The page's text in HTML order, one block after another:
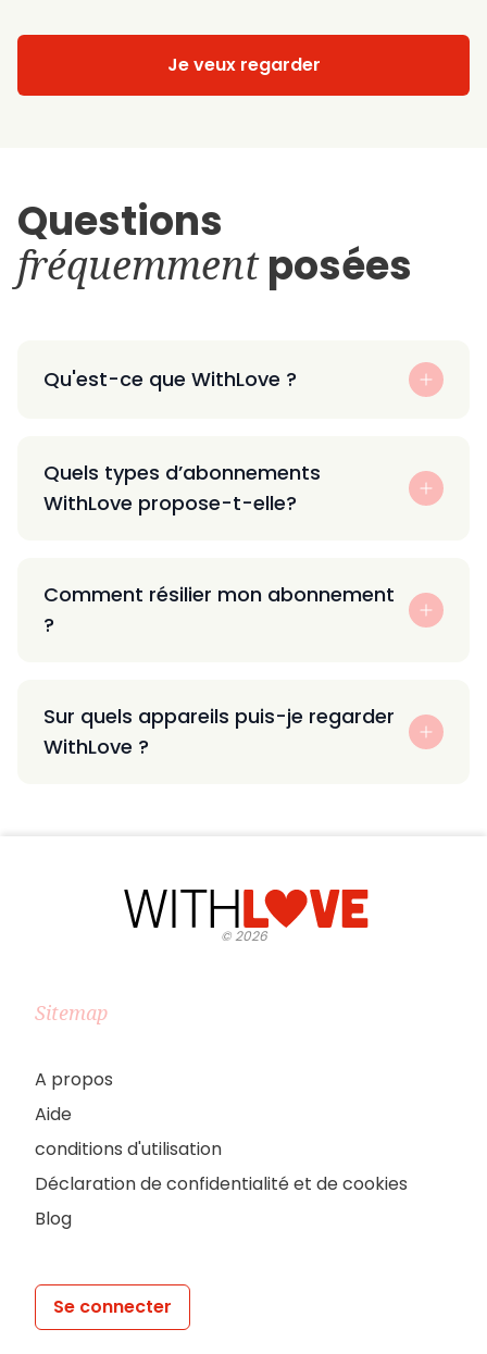
Je veux regarder
Questions
fréquemmentposées
Qu'est-ce que WithLove ?
Quels types d’abonnements
WithLove propose-t-elle?
Comment résilier mon abonnement
?
Sur quels appareils puis-je regarder
WithLove ?
©2026
Sitemap
A propos
Aide
conditions d'utilisation
Déclaration de confidentialité et de cookies
Blog
Se connecter